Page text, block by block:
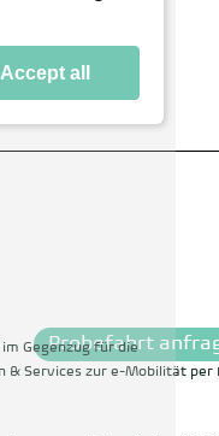
Probefahrt
Gegenzug für die
Services zur e-Mobilität per
Accept all